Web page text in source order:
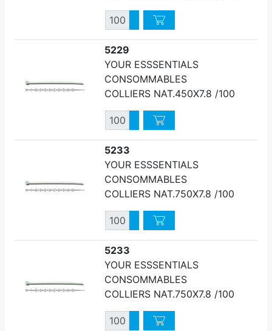
QuantitéAugmenter quantité
Diminuer quantité
5229
YOUR ESSSENTIALS
CONSOMMABLES
COLLIERS NAT.450X7.8 /100
QuantitéAugmenter quantité
Diminuer quantité
5233
YOUR ESSSENTIALS
CONSOMMABLES
COLLIERS NAT.750X7.8 /100
QuantitéAugmenter quantité
Diminuer quantité
5233
YOUR ESSSENTIALS
CONSOMMABLES
COLLIERS NAT.750X7.8 /100
QuantitéAugmenter quantité